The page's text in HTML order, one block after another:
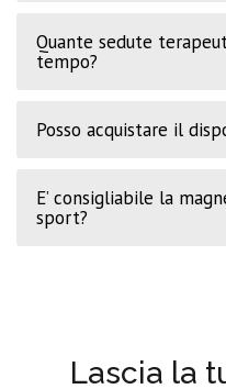
Quante sedute
tempo?
Posso acquistare il
E’ consigliabile la
sport?
Lascia la